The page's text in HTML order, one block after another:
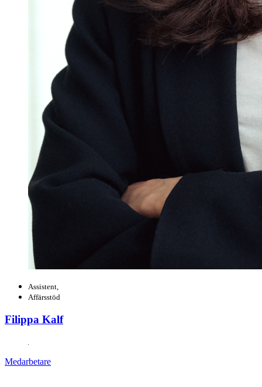
Assistent,
Affärsstöd
Filippa Kalf
Medarbetare